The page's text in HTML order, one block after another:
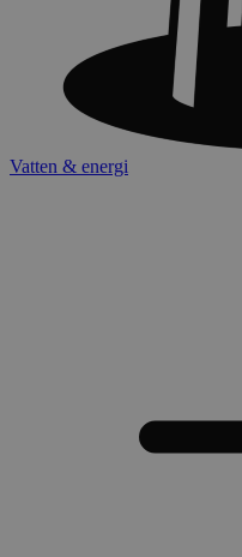
Vatten & energi